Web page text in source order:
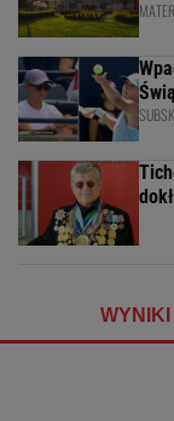
WYNIKI